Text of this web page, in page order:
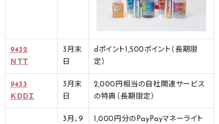
9432
ＮＴＴ
3月末
日
dポイント1,500ポイント（長期限
定）
9433
ＫＤＤＩ
3月末
日
2,000円相当の自社関連サービス
の特典（長期限定）
3月、9
1,000円分のPayPayマネーライト